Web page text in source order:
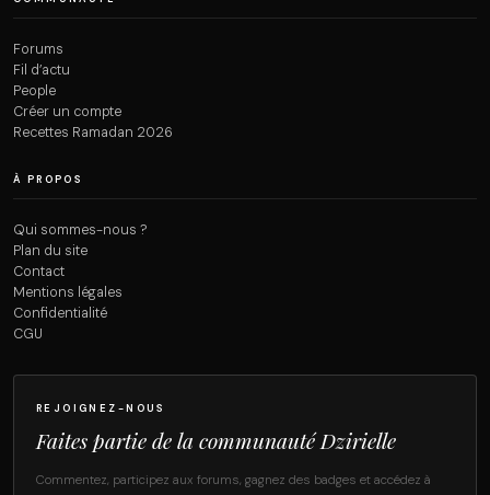
Forums
Fil d’actu
People
Créer un compte
Recettes Ramadan 2026
À PROPOS
Qui sommes-nous ?
Plan du site
Contact
Mentions légales
Confidentialité
CGU
REJOIGNEZ-NOUS
Faites partie de la communauté Dzirielle
Commentez, participez aux forums, gagnez des badges et accédez à